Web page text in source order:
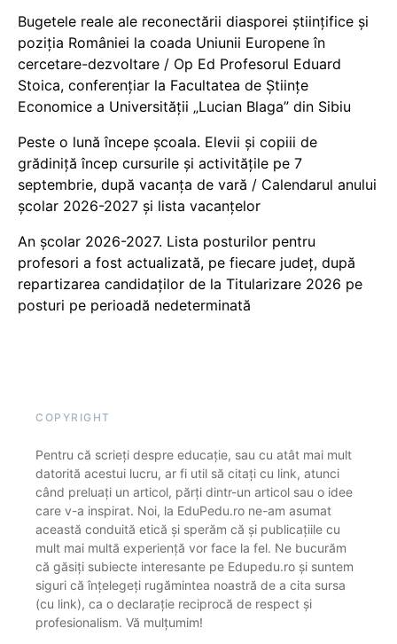
Bugetele reale ale reconectării diasporei științifice și
poziția României la coada Uniunii Europene în
cercetare-dezvoltare / Op Ed Profesorul Eduard
Stoica, conferențiar la Facultatea de Științe
Economice a Universității „Lucian Blaga” din Sibiu
Peste o lună începe școala. Elevii și copiii de
grădiniță încep cursurile și activitățile pe 7
septembrie, după vacanța de vară / Calendarul anului
școlar 2026-2027 și lista vacanțelor
An școlar 2026-2027. Lista posturilor pentru
profesori a fost actualizată, pe fiecare județ, după
repartizarea candidaților de la Titularizare 2026 pe
posturi pe perioadă nedeterminată
COPYRIGHT
Pentru că scrieți despre educație, sau cu atât mai mult
datorită acestui lucru, ar fi util să citați cu link, atunci
când preluați un articol, părți dintr-un articol sau o idee
care v-a inspirat. Noi, la EduPedu.ro ne-am asumat
această conduită etică și sperăm că și publicațiile cu
mult mai multă experiență vor face la fel. Ne bucurăm
că găsiți subiecte interesante pe Edupedu.ro și suntem
siguri că înțelegeți rugămintea noastră de a cita sursa
(cu link), ca o declarație reciprocă de respect și
profesionalism. Vă mulțumim!